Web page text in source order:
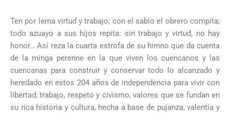
Ten por lema virtud y trabajo; con el sabio el obrero compita;
todo azuayo a sus hijos repita: sin trabajo y virtud, no hay
honor… Así reza la cuarta estrofa de su himno que da cuenta
de la minga perenne en la que viven los cuencanos y las
cuencanas para construir y conservar todo lo alcanzado y
heredado en estos 204 años de independencia para vivir con
libertad, trabajo, respeto y civismo, valores que se fundan en
su rica historia y cultura, hecha a base de pujanza, valentía y